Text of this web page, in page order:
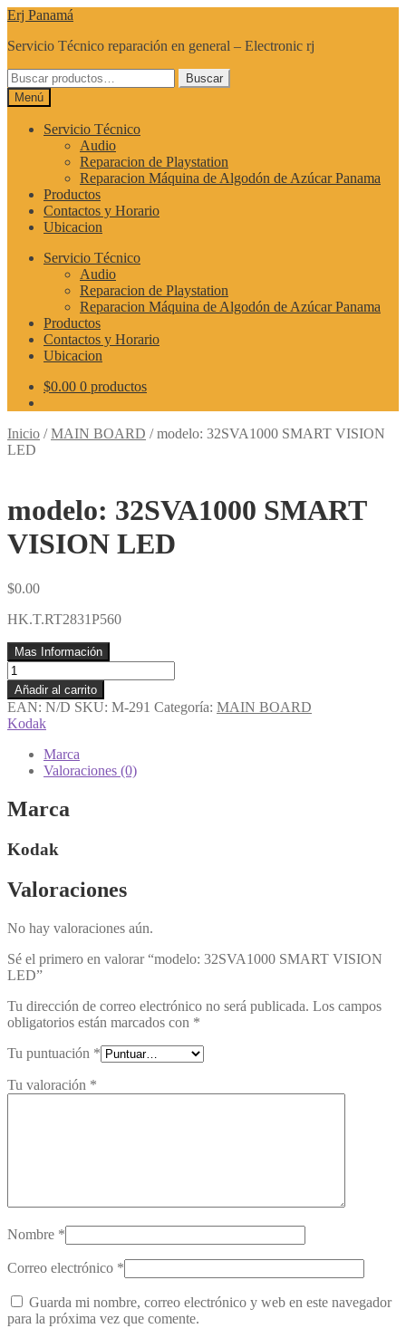
Ir
la
Ir
contenido
Erj Panamá
Servicio Técnico reparación en general – Electronic rj
Buscar
por:
Buscar
Menú
Servicio Técnico
Audio
Reparacion de Playstation
Reparacion Máquina de Algodón de Azúcar Panama
Productos
Contactos y Horario
Ubicacion
Servicio Técnico
Audio
Reparacion de Playstation
Reparacion Máquina de Algodón de Azúcar Panama
Productos
Contactos y Horario
Ubicacion
$0.00 0 productos
Inicio /MAIN BOARD /modelo: 32SVA1000 SMART VISION
LED
modelo: 32SVA1000 SMART
VISION LED
$0.00
HK.T.RT2831P560
Mas Información
modelo:
32SVA1000
SMART
VISION
LED
cantidad
Añadir al carrito
EAN: N/D SKU: M-291 Categoría: MAIN BOARD
Kodak
Marca
Valoraciones (0)
Marca
Kodak
Valoraciones
No hay valoraciones aún.
Sé el primero en valorar “modelo: 32SVA1000 SMART VISION
LED”
Tu dirección de correo electrónico no será publicada. Los campos
obligatorios están marcados con *
Tu puntuación *
Tu valoración *
Nombre *
Correo electrónico *
Guarda mi nombre, correo electrónico y web en este navegador
para la próxima vez que comente.